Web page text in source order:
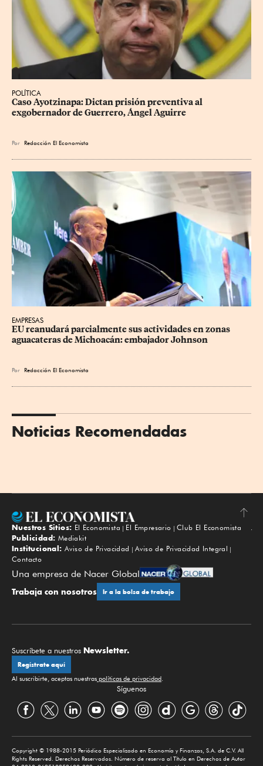
POLÍTICA
Caso Ayotzinapa: Dictan prisión preventiva al
exgobernador de Guerrero, Ángel Aguirre
Por Redacción El Economista
EMPRESAS
EU reanudará parcialmente sus actividades en zonas
aguacateras de Michoacán: embajador Johnson
Por Redacción El Economista
Noticias Recomendadas
Subir
Nuestros Sitios: El Economista El Empresario
Club El Economista
Publicidad: Mediakit
Institucional: Aviso de Privacidad
Aviso de Privacidad Integral
Contacto
Una empresa de Nacer Global
Trabaja con nosotros Ir a la bolsa de trabajo
Suscríbete a nuestros Newsletter.
Regístrate aquí
Al suscribirte, aceptas nuestras políticas de privacidad.
Síguenos
Copyright © 1988-2015 Periódico Especializado en Economía y Finanzas, S.A. de C.V. All
Rights Reserved. Derechos Reservados. Número de reserva al Título en Derechos de Autor